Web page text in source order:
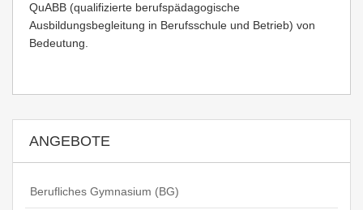
QuABB (qualifizierte berufspädagogische
Ausbildungsbegleitung in Berufsschule und Betrieb) von
Bedeutung.
ANGEBOTE
Berufliches Gymnasium (BG)